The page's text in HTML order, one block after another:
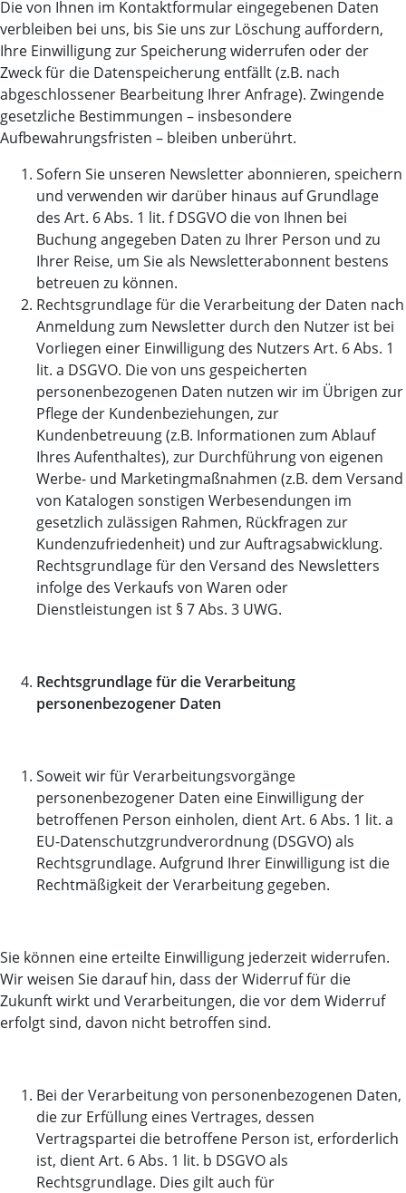
Die von Ihnen im Kontaktformular eingegebenen Daten
verbleiben bei uns, bis Sie uns zur Löschung auffordern,
Ihre Einwilligung zur Speicherung widerrufen oder der
Zweck für die Datenspeicherung entfällt (z.B. nach
abgeschlossener Bearbeitung Ihrer Anfrage). Zwingende
gesetzliche Bestimmungen – insbesondere
Aufbewahrungsfristen – bleiben unberührt.
Sofern Sie unseren Newsletter abonnieren, speichern
und verwenden wir darüber hinaus auf Grundlage
des Art. 6 Abs. 1 lit. f DSGVO die von Ihnen bei
Buchung angegeben Daten zu Ihrer Person und zu
Ihrer Reise, um Sie als Newsletterabonnent bestens
betreuen zu können.
Rechtsgrundlage für die Verarbeitung der Daten nach
Anmeldung zum Newsletter durch den Nutzer ist bei
Vorliegen einer Einwilligung des Nutzers Art. 6 Abs. 1
lit. a DSGVO. Die von uns gespeicherten
personenbezogenen Daten nutzen wir im Übrigen zur
Pflege der Kundenbeziehungen, zur
Kundenbetreuung (z.B. Informationen zum Ablauf
Ihres Aufenthaltes), zur Durchführung von eigenen
Werbe- und Marketingmaßnahmen (z.B. dem Versand
von Katalogen sonstigen Werbesendungen im
gesetzlich zulässigen Rahmen, Rückfragen zur
Kundenzufriedenheit) und zur Auftragsabwicklung.
Rechtsgrundlage für den Versand des Newsletters
infolge des Verkaufs von Waren oder
Dienstleistungen ist § 7 Abs. 3 UWG.
Rechtsgrundlage für die Verarbeitung
personenbezogener Daten
Soweit wir für Verarbeitungsvorgänge
personenbezogener Daten eine Einwilligung der
betroffenen Person einholen, dient Art. 6 Abs. 1 lit. a
EU-Datenschutzgrundverordnung (DSGVO) als
Rechtsgrundlage. Aufgrund Ihrer Einwilligung ist die
Rechtmäßigkeit der Verarbeitung gegeben.
Sie können eine erteilte Einwilligung jederzeit widerrufen.
Wir weisen Sie darauf hin, dass der Widerruf für die
Zukunft wirkt und Verarbeitungen, die vor dem Widerruf
erfolgt sind, davon nicht betroffen sind.
Bei der Verarbeitung von personenbezogenen Daten,
die zur Erfüllung eines Vertrages, dessen
Vertragspartei die betroffene Person ist, erforderlich
ist, dient Art. 6 Abs. 1 lit. b DSGVO als
Rechtsgrundlage. Dies gilt auch für